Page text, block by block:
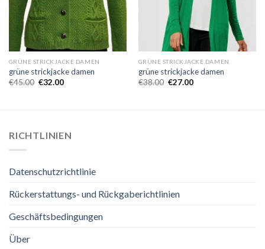
GRÜNE STRICKJACKE DAMEN
grüne strickjacke damen
€45.00 €32.00
GRÜNE STRICKJACKE DAMEN
grüne strickjacke damen
€38.00 €27.00
RICHTLINIEN
Datenschutzrichtlinie
Rückerstattungs- und Rückgaberichtlinien
Geschäftsbedingungen
Über